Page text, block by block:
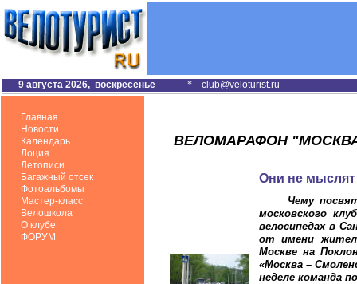
9 августа 2026, воскресенье * club@veloturist.ru
Главная
Новости
Календарь
Лоция
Летописи
Багажный отсек
Фотоальбомы
Мастер-класс
Велошкола
О клубе
ФОРУМ
ВЕЛОМАРАФОН "МОСКВА
Они не мыслят
Чему
московского
велосипедах в
от имени
Москве на
«Москва –
неделе команда